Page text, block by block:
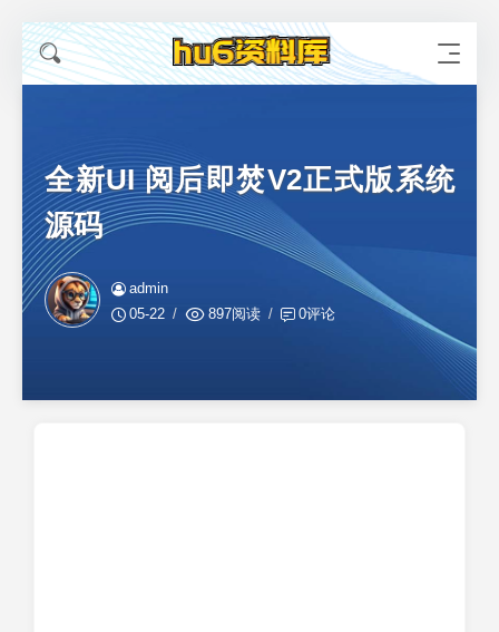
全新UI 阅后即焚V2正式版系统
源码
admin
05-22
897阅读 0评论